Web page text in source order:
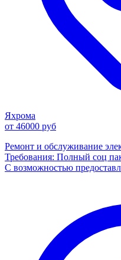
Яхрома
от 46000 руб
Ремонт и обслуживание
Требования: Полный соц
С возможностью